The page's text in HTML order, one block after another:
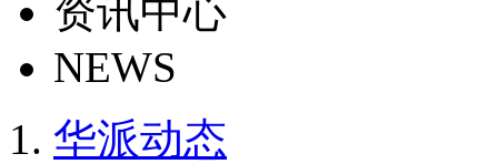
资讯中心
NEWS
华派动态